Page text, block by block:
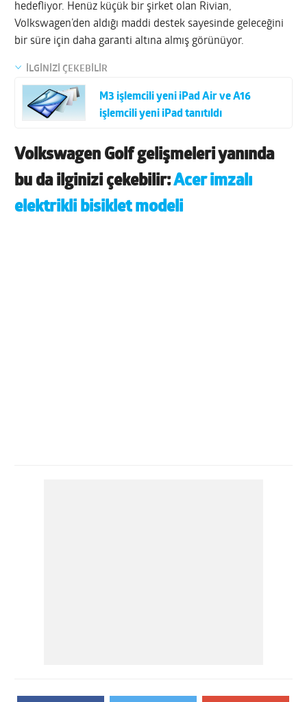
hedefliyor. Henüz küçük bir şirket olan Rivian,
Volkswagen’den aldığı maddi destek sayesinde geleceğini
bir süre için daha garanti altına almış görünüyor.
İLGİNİZİ ÇEKEBİLİR
M3 işlemcili yeni iPad Air ve A16
işlemcili yeni iPad tanıtıldı
Volkswagen Golf gelişmeleri yanında
bu da ilginizi çekebilir:Acer imzalı
elektrikli bisiklet modeli